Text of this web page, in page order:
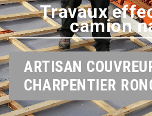
Travaux
camion
ARTISAN
CHARPENTIER